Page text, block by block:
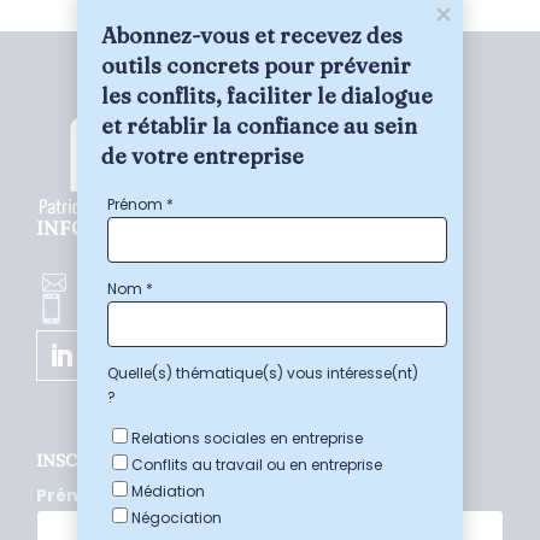
INFORMATIONS DE CONTACT
 pn@nexos.be
+32 498 845 929
INSCRIVEZ-VOUS À LA NEWSLETTER
Prénom *
Abonnez-vous et recevez des
outils concrets pour prévenir
les conflits, faciliter le dialogue
et rétablir la confiance au sein
de votre entreprise
Prénom *
Nom *
Quelle(s) thématique(s) vous intéresse(nt)
?
Relations sociales en entreprise
Conflits au travail ou en entreprise
Médiation
Négociation